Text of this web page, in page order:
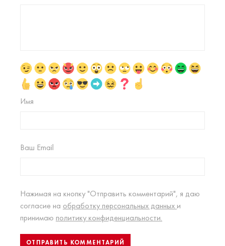
Имя
Ваш Email
Нажимая на кнопку "Отправить комментарий", я даю
согласие на обработку персональных данных и
принимаю политику конфиденциальности.